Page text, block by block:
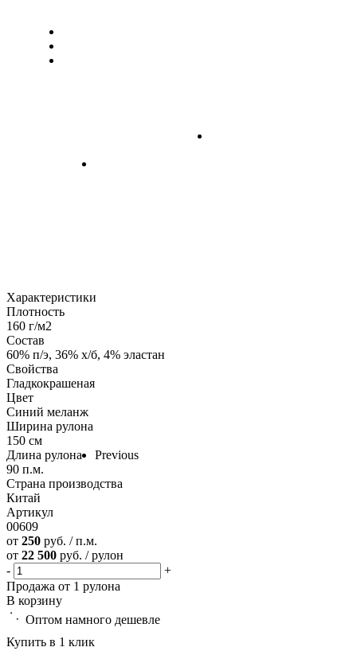
Previous
Характеристики
Плотность
160 г/м2
Состав
60% п/э, 36% х/б, 4% эластан
Свойства
Гладкокрашеная
Цвет
Синий меланж
Ширина рулона
150 см
Длина рулона
90 п.м.
Страна производства
Китай
Артикул
00609
от 250 руб. / п.м.
от 22 500 руб. / рулон
-
+
Продажа от 1 рулона
В корзину
Оптом намного дешевле
Купить в 1 клик